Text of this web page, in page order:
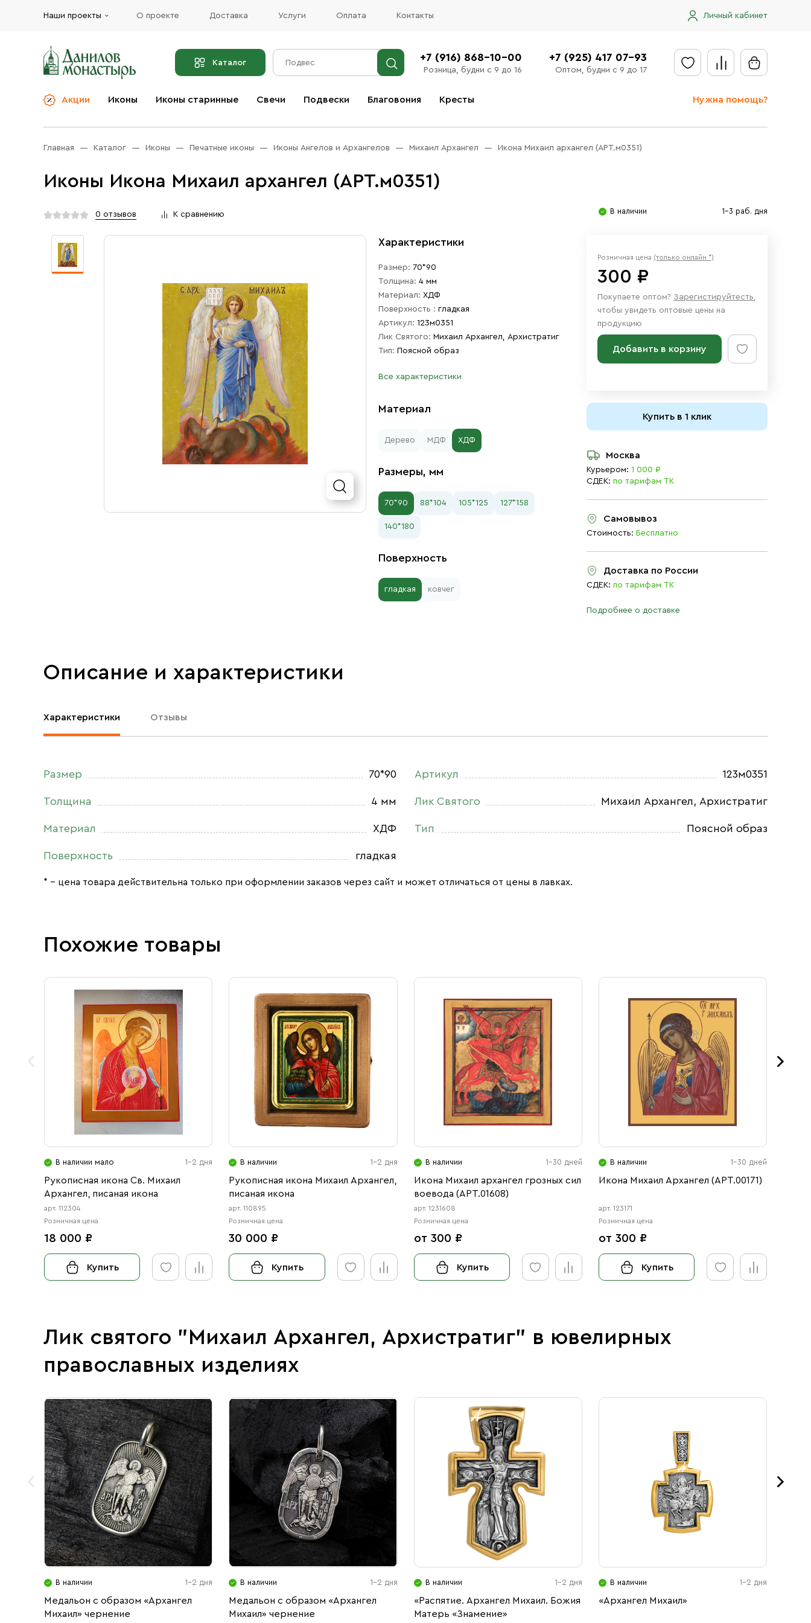
Наши проекты О проекте Доставка Услуги Оплата Контакты Личный кабинет
Каталог +7 (916) 868-10-00
Розница, будни с 9 до 16
+7 (925) 417 07-93
Оптом, будни с 9 до 17
Акции Иконы Иконы старинные Свечи Подвески Благовония Кресты Нужна помощь?
Отправить заявку
Церковная утварь
Иконы
Ювелирные изделия
Бренды
Услуги
Главная Каталог Иконы Печатные иконы Иконы Ангелов и Архангелов Михаил Архангел Икона Михаил архангел (АРТ.м0351)
Иконы Икона Михаил архангел (АРТ.м0351)
0 отзывов К сравнению В наличии 1-3 раб. дня
Характеристики
Размер: 70*90
Толщина: 4 мм
Материал: ХДФ
Поверхность : гладкая
Артикул: 123м0351
Лик Святого: Михаил Архангел, Архистратиг
Тип: Поясной образ
Все характеристики
Материал
Дерево МДФ ХДФ
Размеры, мм
70*90 88*104 105*125 127*158
140*180
Поверхность
гладкая ковчег
Розничная цена (только онлайн *)
300 ₽
Покупаете оптом? Зарегистируйтесть,
чтобы увидеть оптовые цены на
продукцию
Добавить в корзину
Купить в 1 клик
Москва
Курьером: 1 000 ₽
СДЕК: по тарифам ТК
Самовывоз
Стоимость: Бесплатно
Доставка по России
СДЕК: по тарифам ТК
Подробнее о доставке
Описание и характеристики
Характеристики Отзывы
Размер 70*90
Толщина 4 мм
Материал ХДФ
Поверхность гладкая
Артикул 123м0351
Лик Святого Михаил Архангел, Архистратиг
Тип Поясной образ
* – цена товара действительна только при оформлении заказов через сайт и может отличаться от цены в лавках.
Похожие товары
В наличии мало 1-2 дня
Рукописная икона Св. Михаил
Архангел, писаная икона
арт. 112304
Розничная цена
18 000 ₽
Купить
В наличии 1-2 дня
Рукописная икона Михаил Архангел,
писаная икона
арт. 110895
Розничная цена
30 000 ₽
Купить
В наличии 1-30 дней
Икона Михаил архангел грозных сил
воевода (АРТ.01608)
арт. 1231608
Розничная цена
от 300 ₽
Купить
В наличии 1-30 дней
Икона Михаил Архангел (АРТ.00171)
арт. 123171
Розничная цена
от 300 ₽
Купить
Лик святого "Михаил Архангел, Архистратиг" в ювелирных
православных изделиях
В наличии 1-2 дня
Медальон с образом «Архангел
Михаил» чернение
В наличии 1-2 дня
Медальон с образом «Архангел
Михаил» чернение
В наличии 1-2 дня
«Распятие. Архангел Михаил. Божия
Матерь «Знамение»
В наличии 1-2 дня
«Архангел Михаил»